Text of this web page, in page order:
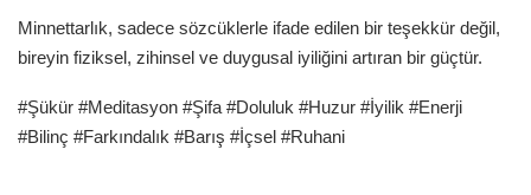
Minnettarlık, sadece sözcüklerle ifade edilen bir teşekkür değil,
bireyin fiziksel, zihinsel ve duygusal iyiliğini artıran bir güçtür.
#Şükür #Meditasyon #Şifa #Doluluk #Huzur #İyilik #Enerji
#Bilinç #Farkındalık #Barış #İçsel #Ruhani